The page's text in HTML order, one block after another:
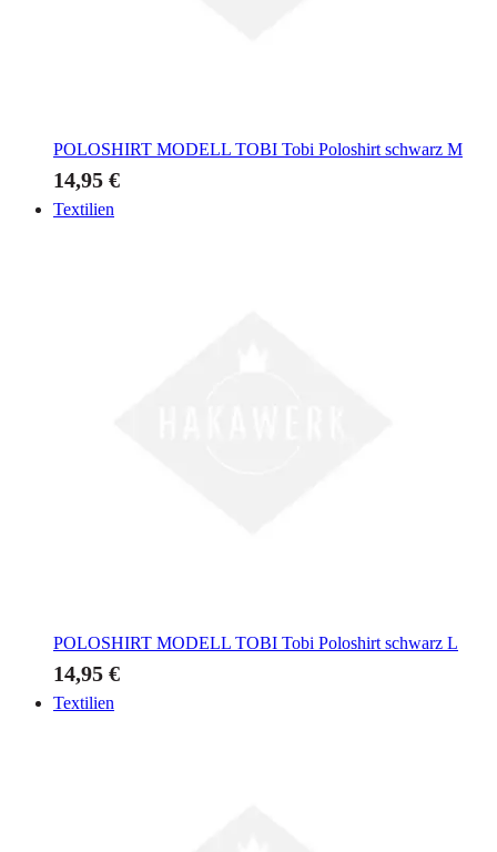
POLOSHIRT MODELL TOBI Tobi Poloshirt schwarz M
14,95 €
Textilien
POLOSHIRT MODELL TOBI Tobi Poloshirt schwarz L
14,95 €
Textilien